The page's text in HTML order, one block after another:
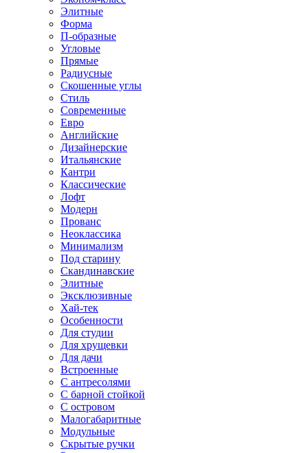
Элитные
Форма
П-образные
Угловые
Прямые
Радиусные
Скошенные углы
Стиль
Современные
Евро
Английские
Дизайнерские
Итальянские
Кантри
Классические
Лофт
Модерн
Прованс
Неоклассика
Минимализм
Под старину
Скандинавские
Элитные
Эксклюзивные
Хай-тек
Особенности
Для студии
Для хрущевки
Для дачи
Встроенные
С антресолями
С барной стойкой
С островом
Малогабаритные
Модульные
Скрытые ручки